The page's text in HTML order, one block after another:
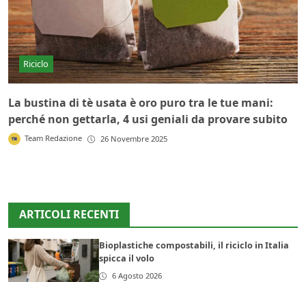
Riciclo
La bustina di tè usata è oro puro tra le tue mani:
perché non gettarla, 4 usi geniali da provare subito
Team Redazione 26 Novembre 2025
ARTICOLI RECENTI
Bioplastiche compostabili, il riciclo in Italia
spicca il volo
6 Agosto 2026